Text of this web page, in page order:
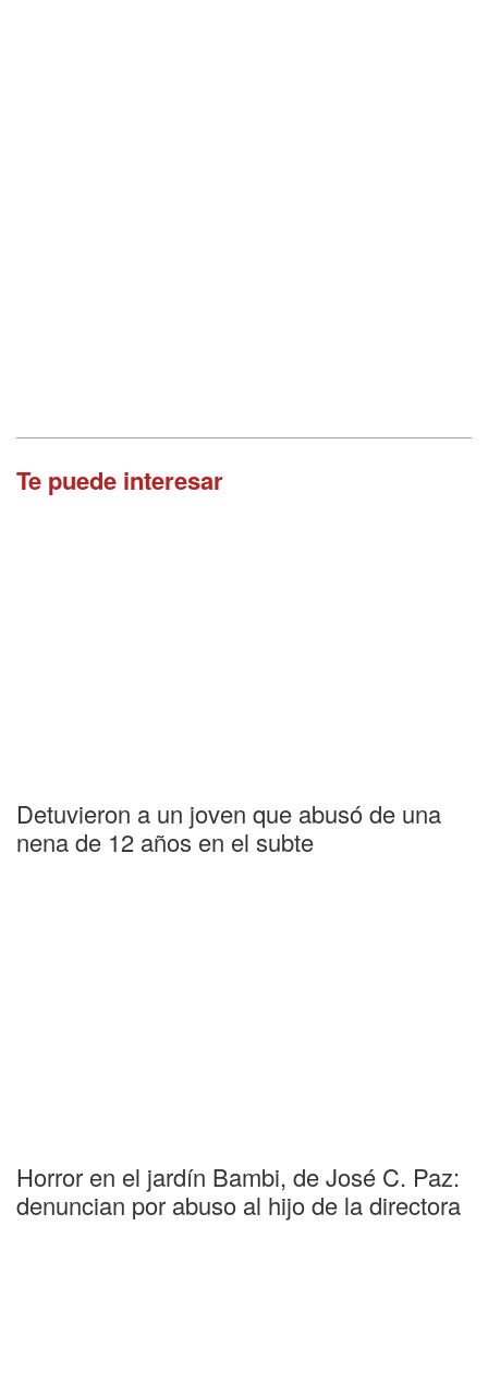
Te puede interesar
Detuvieron a un joven que abusó de una
nena de 12 años en el subte
Horror en el jardín Bambi, de José C. Paz:
denuncian por abuso al hijo de la directora